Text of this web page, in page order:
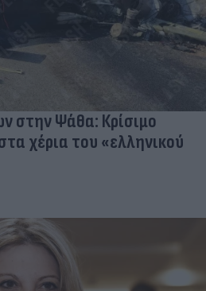
στην Ψάθα: Κρίσιμο
χέρια του «ελληνικού